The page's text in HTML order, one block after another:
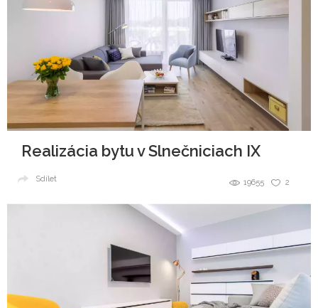
Realizácia bytu v Slnečniciach IX
2
19655
Sdílet